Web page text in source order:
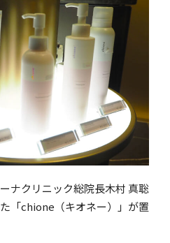
ナクリニック総院長木村 真聡
「chione（キオネー）」が置